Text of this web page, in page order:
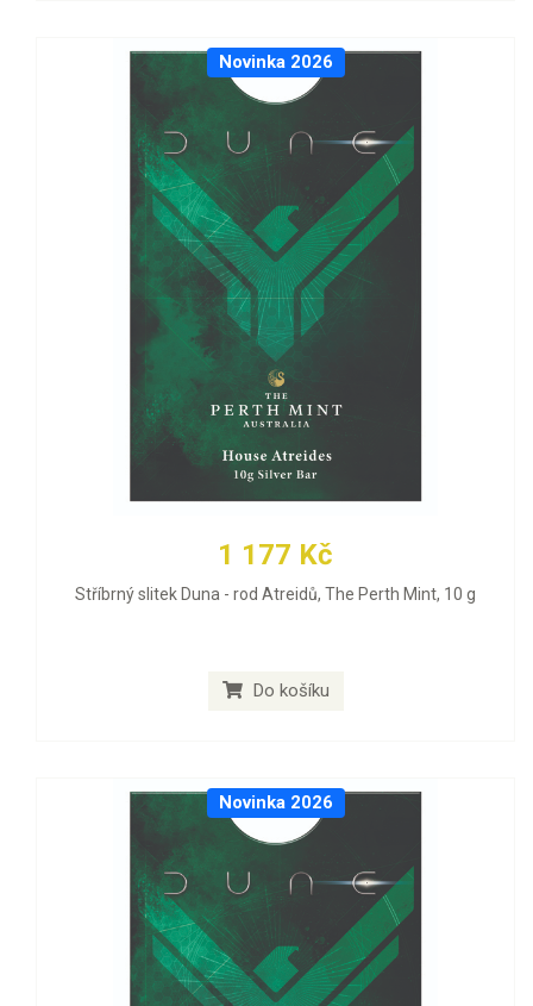
Novinka 2026
1 177 Kč
Stříbrný slitek Duna - rod Atreidů, The Perth Mint, 10 g
Do košíku
Novinka 2026